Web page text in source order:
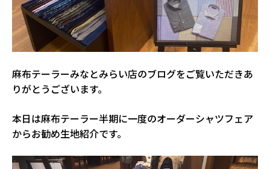
麻布テーラーみなとみらい店のブログをご覧いただきあ
りがとうございます。
本日は麻布テーラー半期に一度のオーダーシャツフェア
からお勧め生地紹介です。